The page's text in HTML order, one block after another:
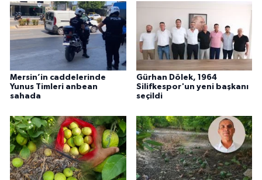
Mersin’in caddelerinde
Yunus Timleri anbean
sahada
Gürhan Dölek, 1964
Silifkespor'un yeni başkanı
seçildi